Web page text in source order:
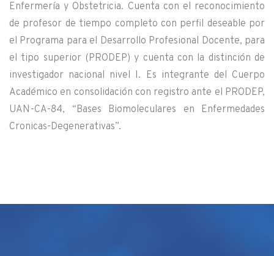
Enfermería y Obstetricia. Cuenta con el reconocimiento
de profesor de tiempo completo con perfil deseable por
el Programa para el Desarrollo Profesional Docente, para
el tipo superior (PRODEP) y cuenta con la distinción de
investigador nacional nivel I. Es integrante del Cuerpo
Académico en consolidación con registro ante el PRODEP,
UAN-CA-84, “Bases Biomoleculares en Enfermedades
Cronicas-Degenerativas”.